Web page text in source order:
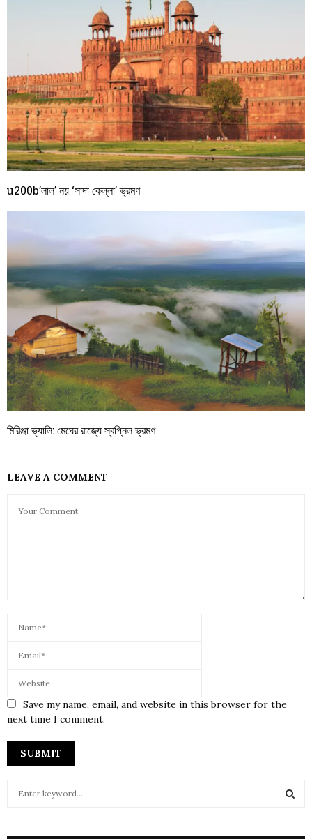
u200b’লাল’ নয় ‘সাদা কেল্লা’ ভ্রমণ
মিরিঞ্জা ভ্যালি: মেঘের রাজ্যে স্বপ্নিল ভ্রমণ
LEAVE A COMMENT
Save my name, email, and website in this browser for the
next time I comment.